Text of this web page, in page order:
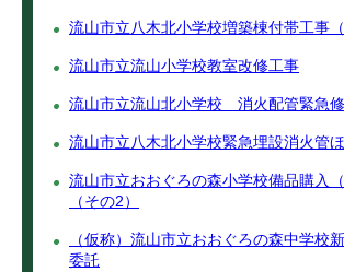
流山市立八木北小学校増築棟付帯工事（
流山市立流山小学校教室改修工事
流山市立流山北小学校 消火配管緊急
流山市立八木北小学校緊急埋設消火管
流山市立おおぐろの森小学校備品購入（
（その2）
（仮称）流山市立おおぐろの森中学校
委託